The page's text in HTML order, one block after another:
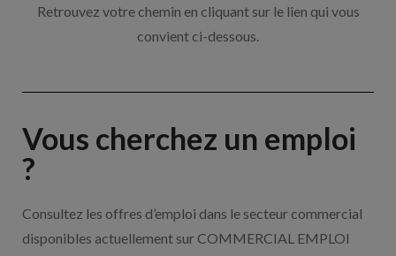
Retrouvez votre chemin en cliquant sur le lien qui vous
convient ci-dessous.
Vous cherchez un emploi
?
Consultez les offres d’emploi dans le secteur commercial
disponibles actuellement sur COMMERCIAL EMPLOI